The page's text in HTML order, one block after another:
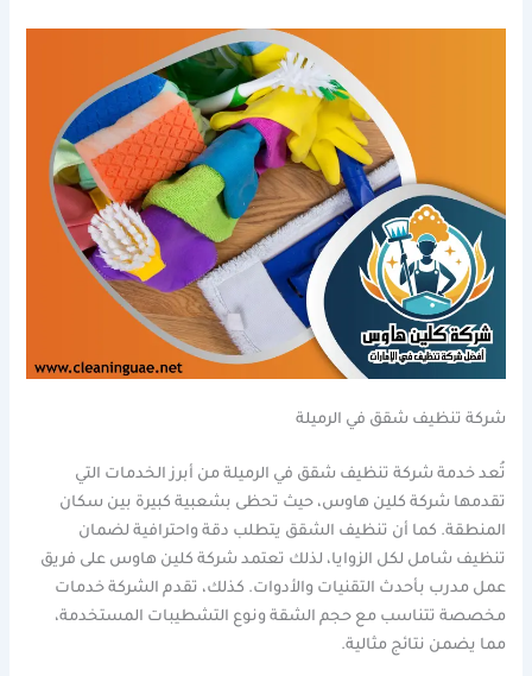
شركة تنظيف شقق في الرميلة
تُعد خدمة شركة تنظيف شقق في الرميلة من أبرز الخدمات التي
تقدمها شركة كلين هاوس، حيث تحظى بشعبية كبيرة بين سكان
المنطقة. كما أن تنظيف الشقق يتطلب دقة واحترافية لضمان
تنظيف شامل لكل الزوايا، لذلك تعتمد شركة كلين هاوس على فريق
عمل مدرب بأحدث التقنيات والأدوات. كذلك، تقدم الشركة خدمات
مخصصة تتناسب مع حجم الشقة ونوع التشطيبات المستخدمة،
مما يضمن نتائج مثالية.